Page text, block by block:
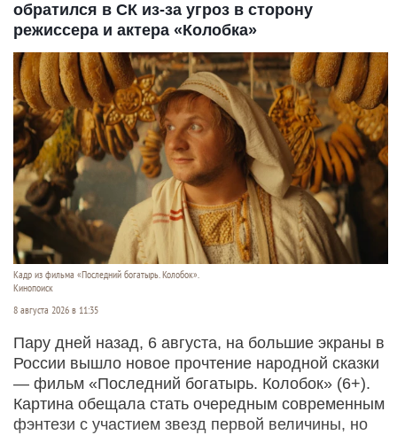
обратился в СК из-за угроз в сторону
режиссера и актера «Колобка»
Кадр из фильма «Последний богатырь. Колобок».
Кинопоиск
8 августа 2026 в 11:35
Пару дней назад, 6 августа, на большие экраны в
России вышло новое прочтение народной сказки
— фильм «Последний богатырь. Колобок» (6+).
Картина обещала стать очередным современным
фэнтези с участием звезд первой величины, но